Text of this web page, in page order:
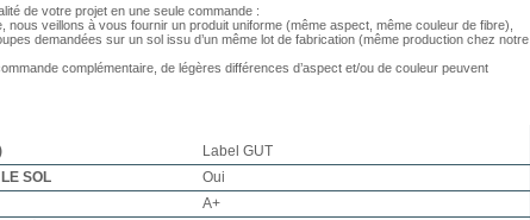
de votre projet en une seule commande :
nous veillons à vous fournir un produit uniforme (même aspect, même couleur de fibre),
demandées sur un sol issu d’un même lot de fabrication (même production chez notre
complémentaire, de légères différences d’aspect et/ou de couleur peuvent
Label GUT
SOL
Oui
A+